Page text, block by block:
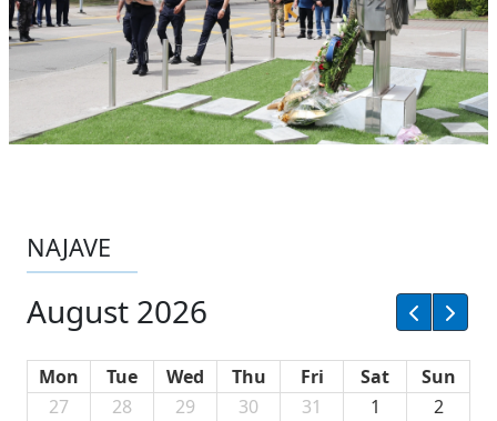
NAJAVE
August 2026
Mon Tue Wed Thu Fri Sat
Sun
27
28 29 30 31 1 2